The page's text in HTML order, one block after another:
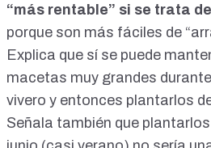
“más rentable” si se trata
porque son más fáciles de
Explica que sí se puede
macetas muy grandes
vivero y entonces plantarlos
Señala también que